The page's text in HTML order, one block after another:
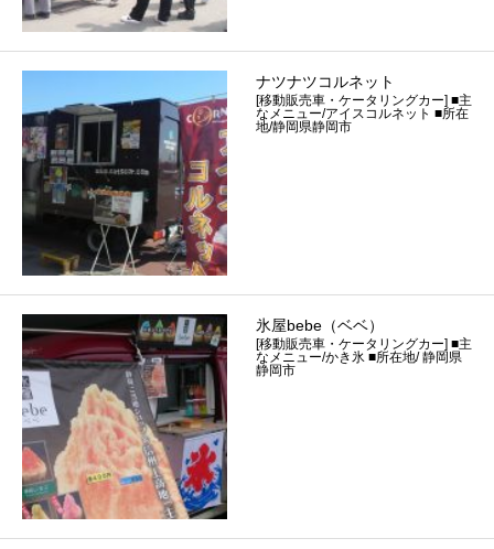
ナツナツコルネット
[移動販売車・ケータリングカー] ■主
なメニュー/アイスコルネット ■所在
地/静岡県静岡市
氷屋bebe（ベベ）
[移動販売車・ケータリングカー] ■主
なメニュー/かき氷 ■所在地/ 静岡県
静岡市